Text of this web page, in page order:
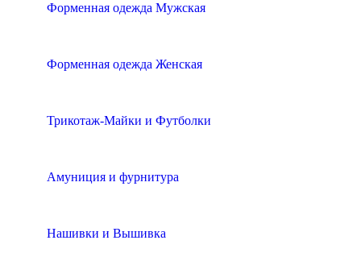
Форменная одежда Мужская
Форменная одежда Женская
Трикотаж-Майки и Футболки
Амуниция и фурнитура
Нашивки и Вышивка